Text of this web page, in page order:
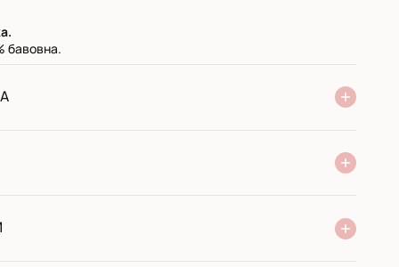
бавовна.
переказ